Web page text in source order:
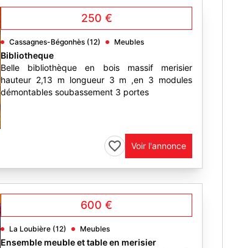
250 €
Cassagnes-Bégonhès (12) Meubles
Bibliotheque
Belle bibliothèque en bois massif merisier
hauteur 2,13 m longueur 3 m ,en 3 modules
démontables soubassement 3 portes
Voir l'annonce
600 €
La Loubière (12) Meubles
Ensemble meuble et table en merisier